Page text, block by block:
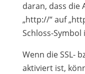
daran, dass die
„http://“ auf
Schloss-
Wenn die SSL-
aktiviert ist,